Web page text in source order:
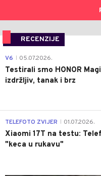
RECENZIJE
V6 05.07.2026.
Testirali smo HONOR
izdržljiv, tanak i brz
TELEFOTO ZVIJER 01.07.2026.
Xiaomi 17T na testu:
"keca u rukavu"